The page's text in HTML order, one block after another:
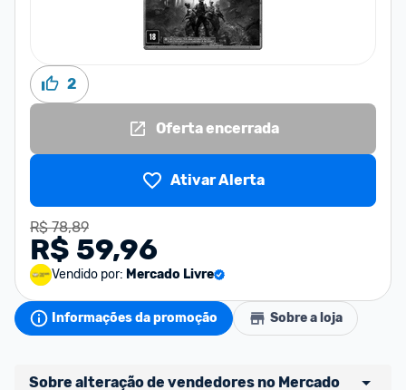
2
Oferta encerrada
Ativar Alerta
R$ 78,89
R$ 59,96
Vendido por: Mercado Livre
Informações da promoção Sobre a loja
Sobre alteração de vendedores no Mercado